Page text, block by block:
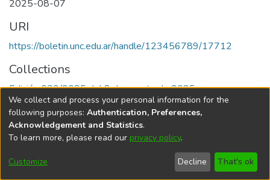
2025-08-07
URI
https://boletin.unc.edu.ar/handle/123456789/17712
Collections
Edición 030/2025 del 8 de agosto de 2025
Universidad Nacional de Córdoba
We collect and process your personal information for the
following purposes: Authentication, Preferences,
Acknowledgement and Statistics.
To learn more, please read our privacy policy.
Customize Decline That's ok